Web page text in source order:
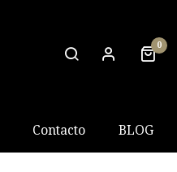
0
Contacto BLOG